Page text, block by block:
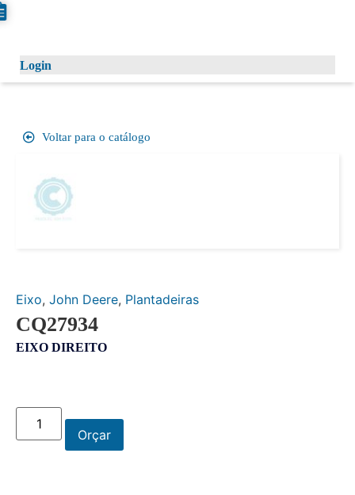
Login
Voltar para o catálogo
Eixo, John Deere, Plantadeiras
CQ27934
EIXO DIREITO
Orçar